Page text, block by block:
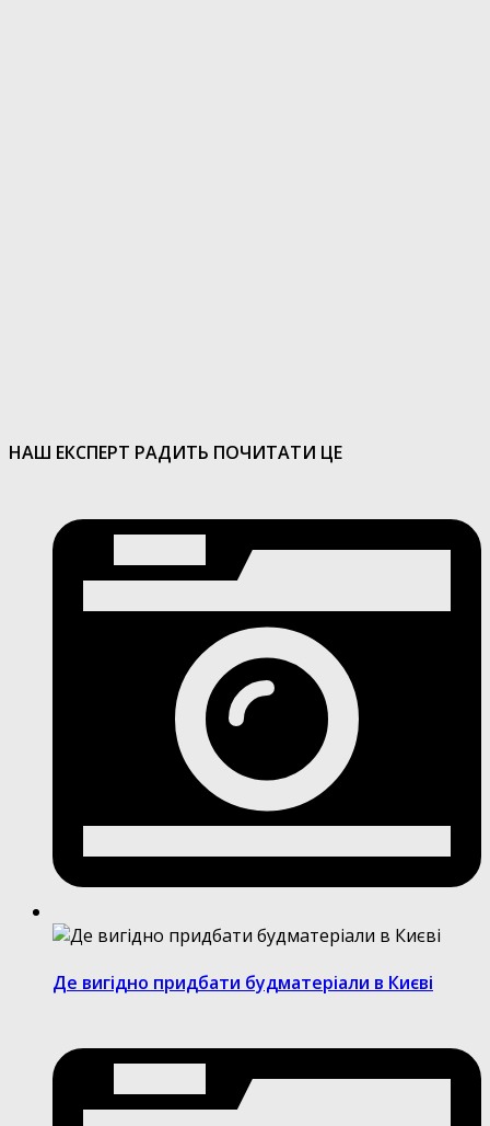
НАШ ЕКСПЕРТ РАДИТЬ ПОЧИТАТИ ЦЕ
Де вигідно придбати будматеріали в Києві